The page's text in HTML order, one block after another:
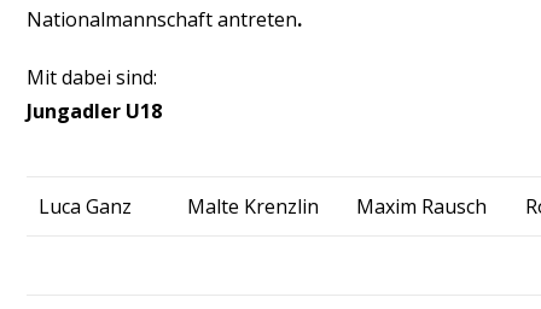
Nationalmannschaft antreten.
Mit dabei sind:
Jungadler U18
Luca Ganz Malte Krenzlin Maxim Rausch